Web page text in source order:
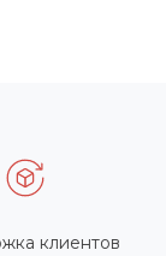
клиентов